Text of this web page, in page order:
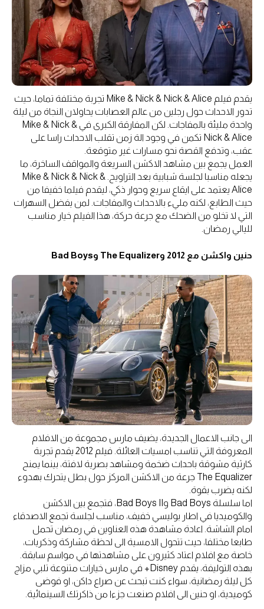
يقدم فيلم Mike & Nick & Nick & Alice تجربة مختلفة تماما، حيث
تدور الاحداث حول رجلين من عالم العصابات يحاولان النجاة من ليلة
واحدة مليئة بالمفاجات. لكن المفارقة الكبرى في Mike & Nick &
Nick & Alice تكمن في وجود الة زمن تقلب الاحداث راسا على
عقب، وتدفع القصة نحو مسارات غير متوقعة.
العمل يجمع بين مشاهد الاكشن السريعة والمواقف الساخرة، ما
يجعله مناسبا لجلسة شبابية بعد التراويح. Mike & Nick & Nick &
Alice يعتمد على ايقاع سريع وحوار ذكي، ليقدم فيلما خفيفا من
حيث الطابع، لكنه مليء بالاحداث والمفاجات. لمن يفضل السهرات
التي لا تخلو من الضحك مع جرعة حركة، هذا الفيلم خيار مناسب
لليالي رمضان.
حنين واكشن مع 2012 وThe Equalizer وBad Boys
الى جانب الاعمال الجديدة، يضيف مارس مجموعة من الافلام
المعروفة التي تناسب امسيات العائلة. فيلم 2012 يقدم تجربة
كارثية مشوقة باحداث ضخمة ومشاهد بصرية لافتة، بينما يمنح
The Equalizer جرعة من الاكشن المركز حول بطل يتحرك بهدوء
لكنه يضرب بقوة.
اما سلسلة Bad Boys وBad Boys II، فتجمع بين الاكشن
والكوميديا في اطار بوليسي خفيف، مناسب لجلسة تجمع الاصدقاء
امام الشاشة. اعادة مشاهدة هذه العناوين في رمضان تحمل
طابعا مختلفا، حيث تتحول الامسية الى لحظة مشاركة وذكريات،
خاصة مع افلام اعتاد كثيرون على مشاهدتها في مواسم سابقة.
بهذه التوليفة، يقدم Disney+ في مارس خيارات متنوعة تلبي مزاج
كل ليلة رمضانية، سواء كنت تبحث عن صراع داكن، او فوضى
كوميدية، او حنين الى افلام صنعت جزءا من ذاكرتك السينمائية.